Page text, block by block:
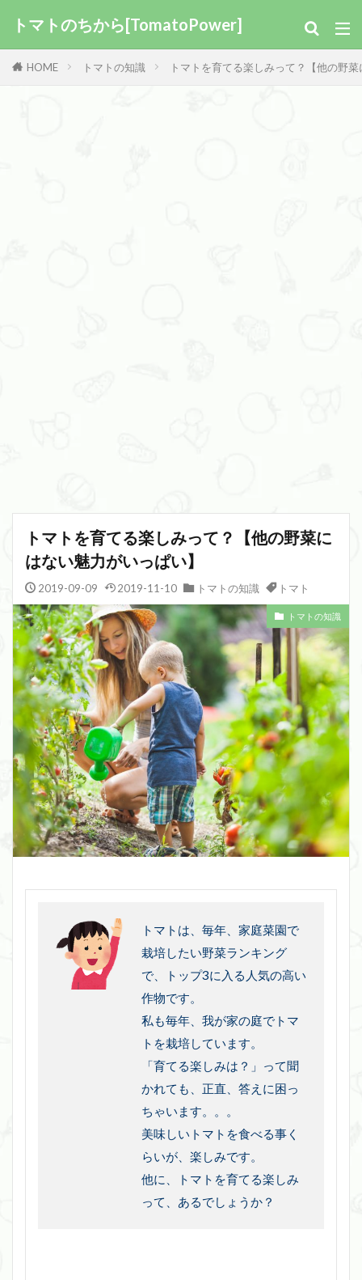
トマトのちから[TomatoPower]
HOME トマトの知識 トマトを育てる楽しみって？【他の野
トマトを育てる楽しみって？【他の野菜に
はない魅力がいっぱい】
2019-09-09 2019-11-10 トマトの知識 トマト
トマトの知識
トマトは、毎年、家庭菜園で
栽培したい野菜ランキング
で、トップ3に入る人気の高い
作物です。
私も毎年、我が家の庭でトマ
トを栽培しています。
「育てる楽しみは？」って聞
かれても、正直、答えに困っ
ちゃいます。。。
美味しいトマトを食べる事く
らいが、楽しみです。
他に、トマトを育てる楽しみ
って、あるでしょうか？